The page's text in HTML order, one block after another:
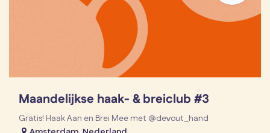
Maandelijkse haak- & breiclub #3
Gratis! Haak Aan en Brei Mee met @devout_hand